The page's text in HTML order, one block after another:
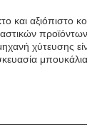
και αξιόπιστο
χύτευσης
μπουκάλια.